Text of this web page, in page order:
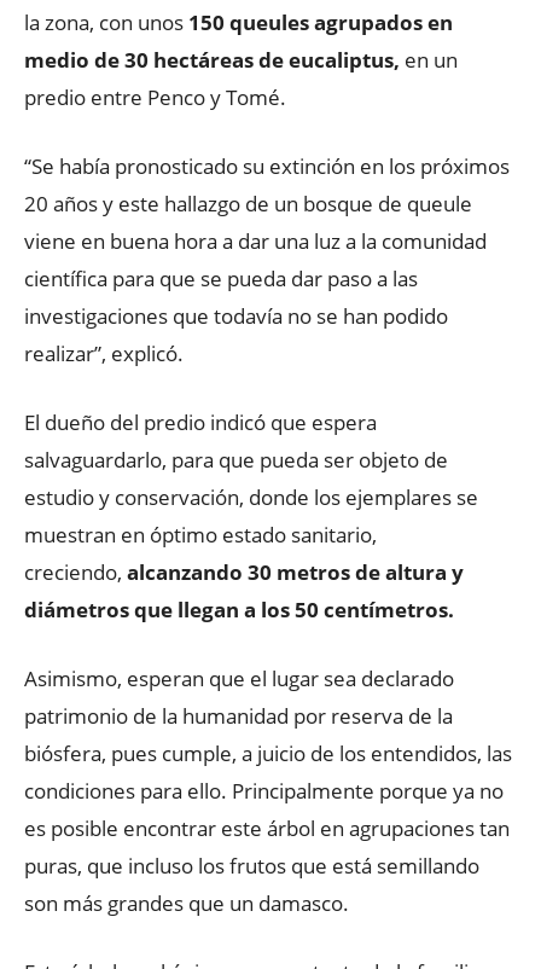
la zona, con unos 150 queules agrupados en
medio de 30 hectáreas de eucaliptus, en un
predio entre Penco y Tomé.
“Se había pronosticado su extinción en los próximos
20 años y este hallazgo de un bosque de queule
viene en buena hora a dar una luz a la comunidad
científica para que se pueda dar paso a las
investigaciones que todavía no se han podido
realizar”, explicó.
El dueño del predio indicó que espera
salvaguardarlo, para que pueda ser objeto de
estudio y conservación, donde los ejemplares se
muestran en óptimo estado sanitario,
creciendo, alcanzando 30 metros de altura y
diámetros que llegan a los 50 centímetros.
Asimismo, esperan que el lugar sea declarado
patrimonio de la humanidad por reserva de la
biósfera, pues cumple, a juicio de los entendidos, las
condiciones para ello. Principalmente porque ya no
es posible encontrar este árbol en agrupaciones tan
puras, que incluso los frutos que está semillando
son más grandes que un damasco.